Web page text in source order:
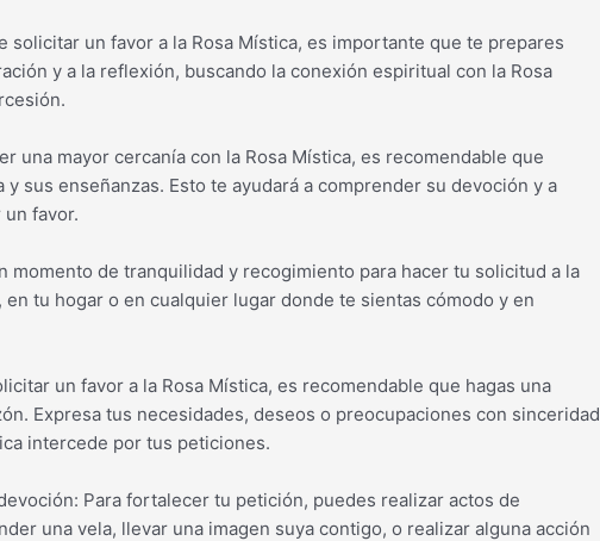
solicitar un favor a la Rosa Mística, es importante que te prepares
y a la reflexión, buscando la conexión espiritual con la Rosa
una mayor cercanía con la Rosa Mística, es recomendable que
sus enseñanzas. Esto te ayudará a comprender su devoción y a
favor.
momento de tranquilidad y recogimiento para hacer tu solicitud a la
tu hogar o en cualquier lugar donde te sientas cómodo y en
un favor a la Rosa Mística, es recomendable que hagas una
Expresa tus necesidades, deseos o preocupaciones con sinceridad
intercede por tus peticiones.
Para fortalecer tu petición, puedes realizar actos de
una vela, llevar una imagen suya contigo, o realizar alguna acción